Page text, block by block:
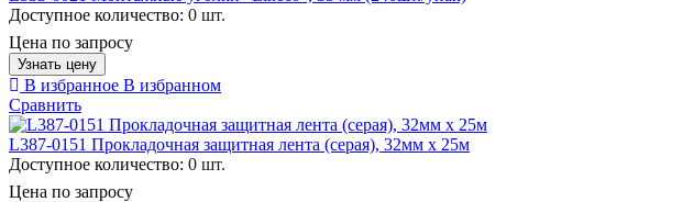
Доступное количество: 0 шт.
Цена по запросу
Узнать цену
В избранное В избранном
Сравнить
L387-0151 Прокладочная защитная лента (серая), 32мм х 25м
Доступное количество: 0 шт.
Цена по запросу